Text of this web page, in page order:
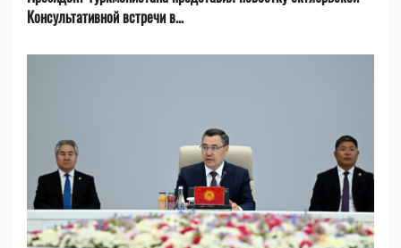
Консультативной встречи в...